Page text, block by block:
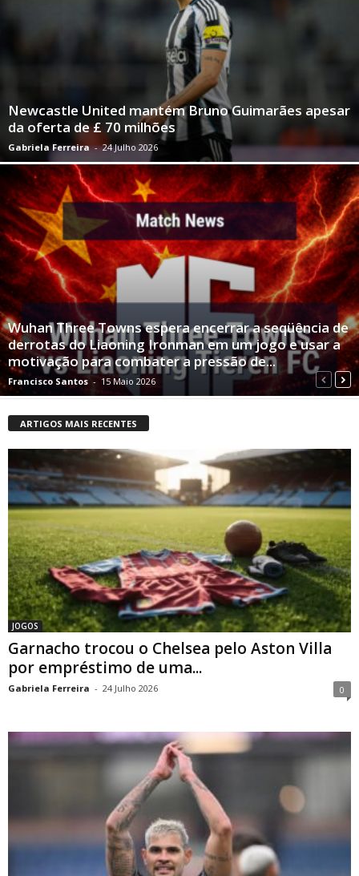
Newcastle United mantém Bruno Guimarães apesar
da oferta de £ 70 milhões
Gabriela Ferreira - 24 Julho 2026
Wuhan Three Towns espera encerrar a seqüência de
derrotas do Liaoning Ironman em um jogo e usar a
motivação para combater a pressão de...
Francisco Santos - 15 Maio 2026
ARTIGOS MAIS RECENTES
JOGOS
Garnacho trocou o Chelsea pelo Aston Villa
por empréstimo de uma...
Gabriela Ferreira - 24 Julho 2026 0